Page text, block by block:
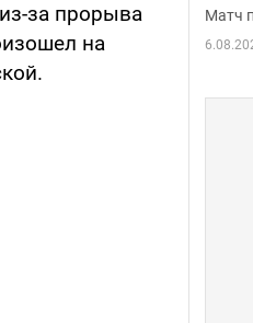
за прорыва
на
Матч